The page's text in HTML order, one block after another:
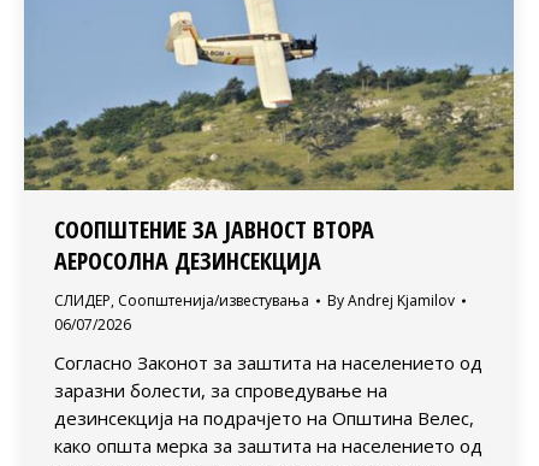
СООПШТЕНИЕ ЗА ЈАВНОСТ ВТОРА
АЕРОСОЛНА ДЕЗИНСЕКЦИЈА
СЛИДЕР, Соопштенија/известувања ByAndrej Kjamilov
06/07/2026
Согласно Законот за заштита на населението од
заразни болести, за спроведување на
дезинсекција на подрачјето на Општина Велес,
како општа мерка за заштита на населението од